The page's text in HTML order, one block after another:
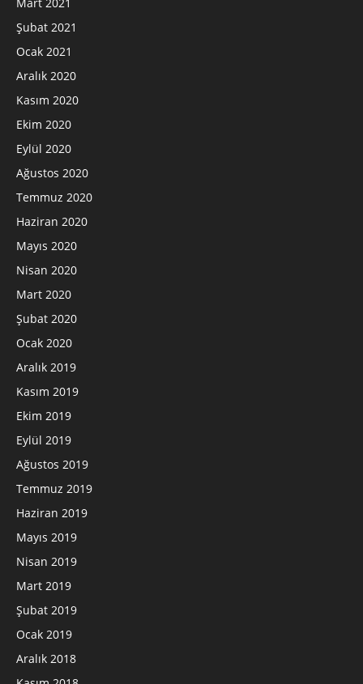
Şubat 2021
Ocak 2021
Aralık 2020
Kasım 2020
Ekim 2020
Eylül 2020
Ağustos 2020
Temmuz 2020
Haziran 2020
Mayıs 2020
Nisan 2020
Mart 2020
Şubat 2020
Ocak 2020
Aralık 2019
Kasım 2019
Ekim 2019
Eylül 2019
Ağustos 2019
Temmuz 2019
Haziran 2019
Mayıs 2019
Nisan 2019
Mart 2019
Şubat 2019
Ocak 2019
Aralık 2018